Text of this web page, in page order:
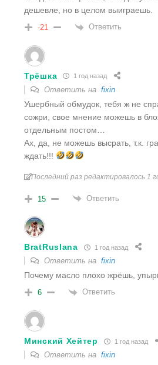
дешевле, но в целом выиграешь.
-21 Ответить
Трёшка 1 год назад
Ответить на fixin
Ушербный обмудок, тебя ж не
сожри, свое мнение можешь в
отдельным постом…
Ах, да, не можешь высрать, т.к.
ждать!!!
Последний раз редактировалось 1
15 Ответить
BratRuslana 1 год назад
Ответить на fixin
Почему масло плохо жрёшь,
6 Ответить
Минский Хейтер 1 год назад
Ответить на fixin